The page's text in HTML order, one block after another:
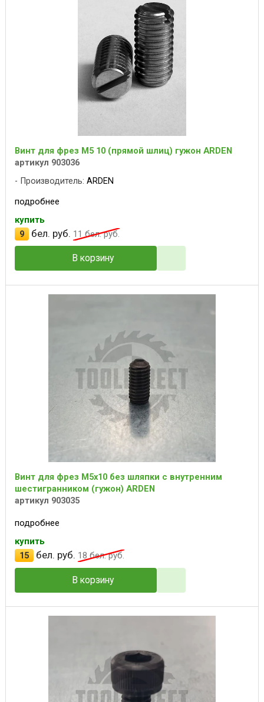
Винт для фрез M5 10 (прямой шлиц) гужон ARDEN
артикул 903036
Производитель: ARDEN
подробнее
купить
9
бел. руб. 11 бел. руб.
В корзину
Винт для фрез M5x10 без шляпки с внутренним
шестигранником (гужон) ARDEN
артикул 903035
подробнее
купить
15
бел. руб. 18бел. руб.
В корзину